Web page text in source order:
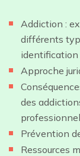
Addiction :
différents
Approche
des
Prévention
Ressources